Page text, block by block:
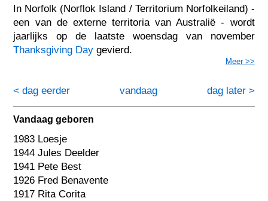
In Norfolk (Norflok Island / Territorium Norfolkeiland) -
een van de externe territoria van Australië - wordt
jaarlijks op de laatste woensdag van november
Thanksgiving Day gevierd.
Meer >>
< dag eerder dag later >
vandaag
Vandaag geboren
1983 Loesje
1944 Jules Deelder
1941 Pete Best
1926 Fred Benavente
1917 Rita Corita